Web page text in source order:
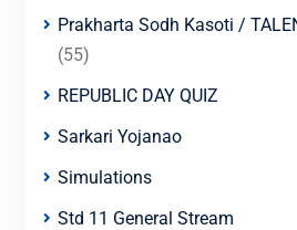
Prakharta Sodh Kasoti /
(55)
REPUBLIC DAY QUIZ
Sarkari Yojanao
Simulations
Std 11 General Stream